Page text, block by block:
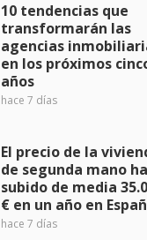
10 tendencias que
transformarán las
agencias
en los próximos
años
hace 7 días
El precio de la
de segunda mano ha
subido de media
€ en un año en
hace 7 días